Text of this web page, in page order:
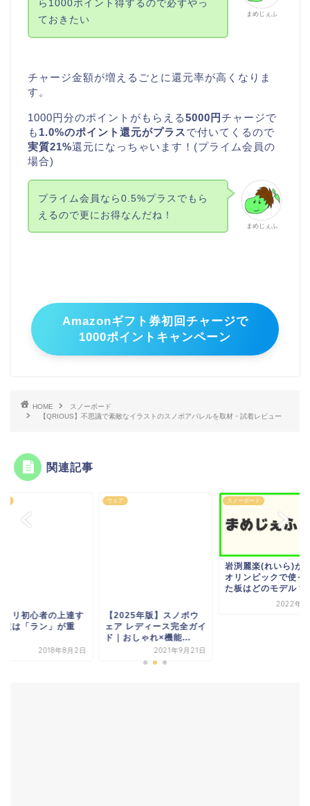
まめじぇふ
ら1000ポイント得するので必ずやっ
ておきたい
チャージ金額が増えるごとに還元率が高くなりま
す。
1000円分のポイントがもらえる5000円チャージで
も 1.0%のポイント還元がプラスで付いてくるので
実質21%還元になっちゃいます！(プライム会員の
場合)
まめじぇふ
プライム会員なら0.5%プラスでもら
えるので更にお得なんだね！
Amazonギフト券初回チャージで
1000ポイントキャンペーン
HOME
スノーボード
【QRIOUS】不思議で素敵なイラストのスノボアパレルを取材・試着レビュー
関連記事
年版】スノボウ
レディース完全ガイ
2021年9月21日
スノーボード グラトリ